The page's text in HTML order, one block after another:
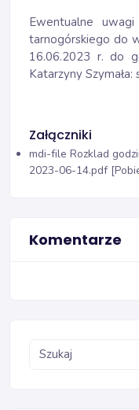
Ewentualne
tarnogórskiego do
16.06.2023 r. do
Katarzyny
Załączniki
mdi-file Rozklad
2023-06-14.pdf
Komentarze